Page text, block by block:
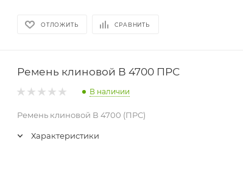
ОТЛОЖИТЬ СРАВНИТЬ
Ремень клиновой В 4700 ПРС
В наличии
Ремень клиновой В 4700 (ПРС)
Характеристики